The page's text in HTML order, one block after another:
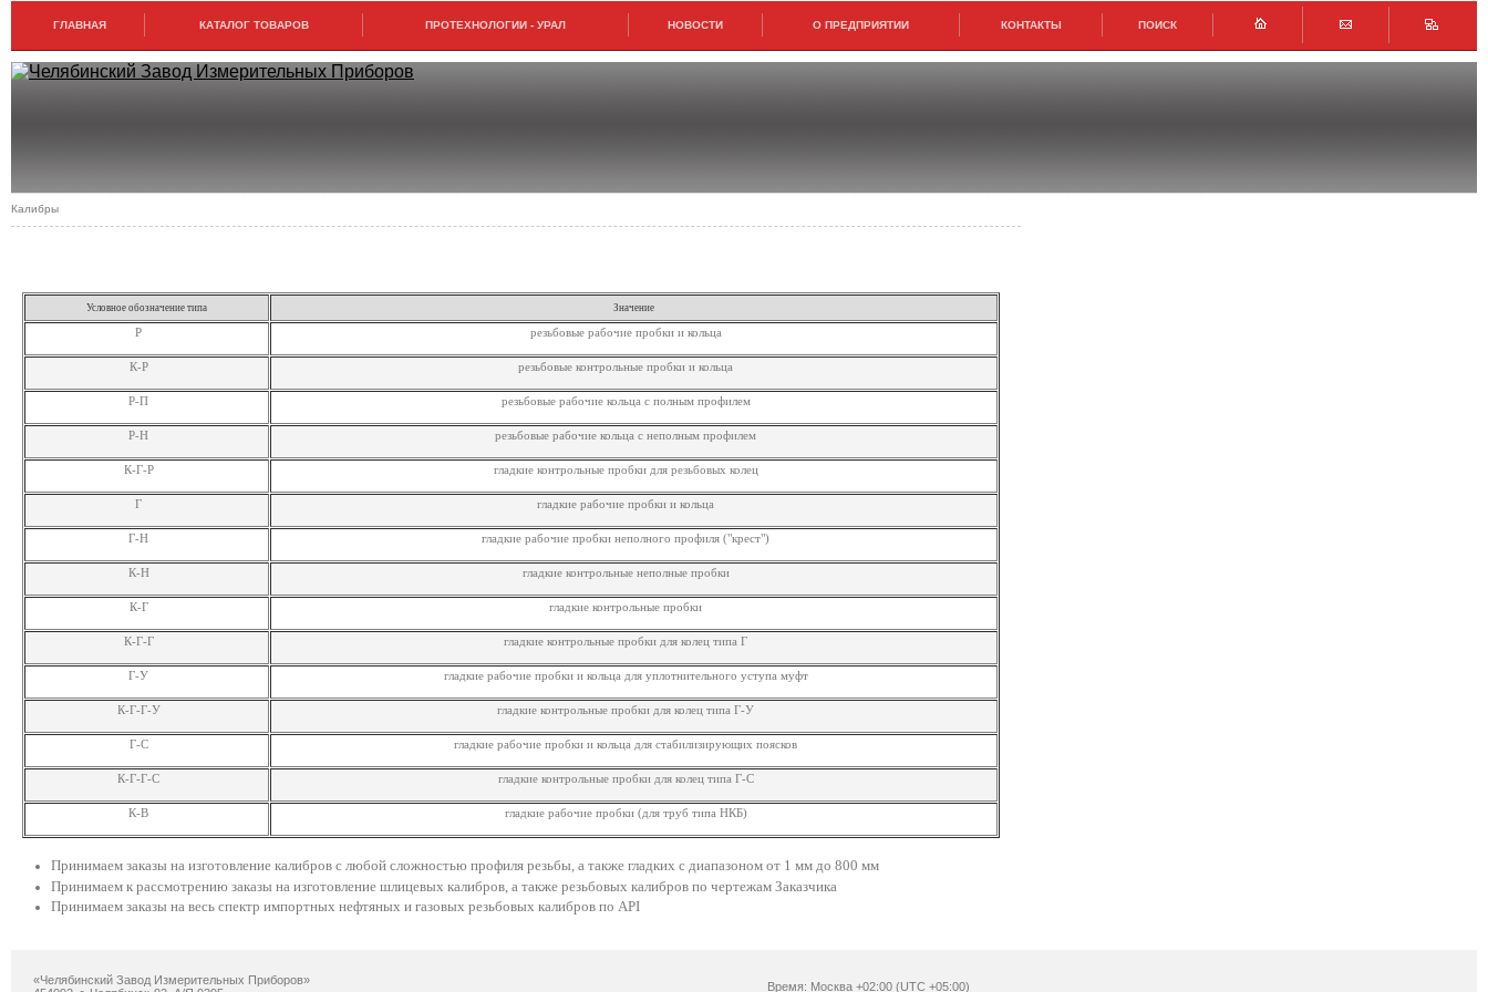
ГЛАВНАЯ КАТАЛОГ ТОВАРОВ ПРОТЕХНОЛОГИИ - УРАЛ НОВОСТИ О ПРЕДПРИЯТИИ КОНТАКТЫ ПОИСК
Калибры
Условное обозначение типа Значение
Р резьбовые рабочие пробки и кольца
К-Р резьбовые контрольные пробки и кольца
Р-П резьбовые рабочие кольца с полным профилем
Р-Н резьбовые рабочие кольца с неполным профилем
К-Г-Р гладкие контрольные пробки для резьбовых колец
Г гладкие рабочие пробки и кольца
Г-Н гладкие рабочие пробки неполного профиля ("крест")
К-Н гладкие контрольные неполные пробки
К-Г гладкие контрольные пробки
К-Г-Г гладкие контрольные пробки для колец типа Г
Г-У гладкие рабочие пробки и кольца для уплотнительного уступа муфт
К-Г-Г-У гладкие контрольные пробки для колец типа Г-У
Г-С гладкие рабочие пробки и кольца для стабилизирующих поясков
К-Г-Г-С гладкие контрольные пробки для колец типа Г-С
К-В гладкие рабочие пробки (для труб типа НКБ)
Принимаем заказы на изготовление калибров с любой сложностью профиля резьбы, а также гладких с диапазоном от 1 мм до 800 мм
Принимаем к рассмотрению заказы на изготовление шлицевых калибров, а также резьбовых калибров по чертежам Заказчика
Принимаем заказы на весь спектр импортных нефтяных и газовых резьбовых калибров по API
«Челябинский Завод Измерительных Приборов»
Время: Москва +02:00 (UTC +05:00)